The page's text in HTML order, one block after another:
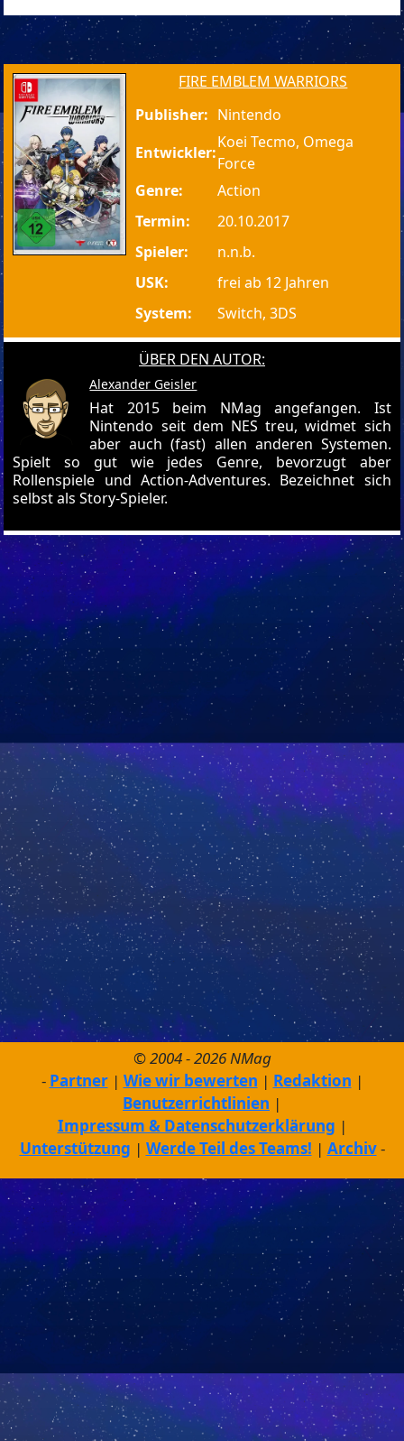
FIRE EMBLEM WARRIORS
Publisher: Nintendo
Entwickler:
Koei Tecmo, Omega
Force
Genre:
Action
Termin:
20.10.2017
Spieler:
n.n.b.
USK:
frei ab 12 Jahren
System:
Switch, 3DS
ÜBER DEN AUTOR:
Alexander Geisler
Hat 2015 beim NMag angefangen. Ist
Nintendo seit dem NES treu, widmet sich
aber auch (fast) allen anderen Systemen.
Spielt so gut wie jedes Genre, bevorzugt aber
Rollenspiele und Action-Adventures. Bezeichnet sich
selbst als Story-Spieler.
© 2004 - 2026 NMag
Partner
Wie wir bewerten
Redaktion
Benutzerrichtlinien
Impressum & Datenschutzerklärung
Unterstützung
Werde Teil des Teams! Archiv